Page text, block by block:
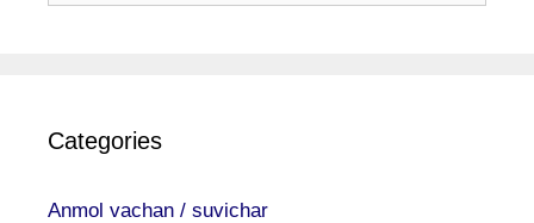
Categories
Anmol vachan / suvichar